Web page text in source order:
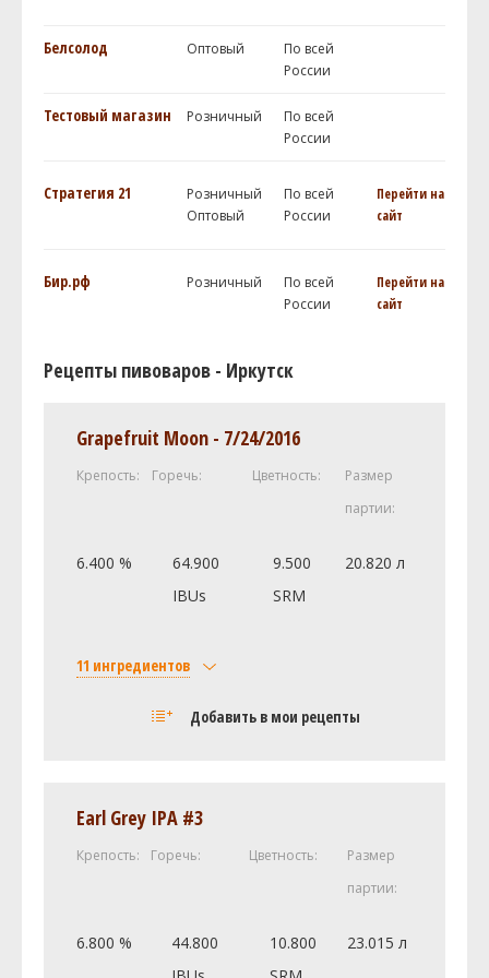
Белсолод Оптовый
По всей
России
Тестовый магазин Розничный
По всей
России
Стратегия 21
Розничный
Оптовый
По всей
России
Перейти на
сайт
Бир.рф Розничный
По всей
России
Перейти на
сайт
Рецепты пивоваров - Иркутск
Добавить в мои рецепты
Grapefruit Moon - 7/24/2016
Крепость: Горечь: Цветность:
Размер
партии:
6.400 %
64.900
IBUs
9.500
SRM
20.820 л
11 ингредиентов
Castle Malting Pale Ale
Хмель
Каскад (Cascade DE)
155.92 г
56.7 г
Earl Grey IPA #3
Крепость: Горечь: Цветность:
Размер
партии:
6.800 %
44.800
10.800
23.015 л